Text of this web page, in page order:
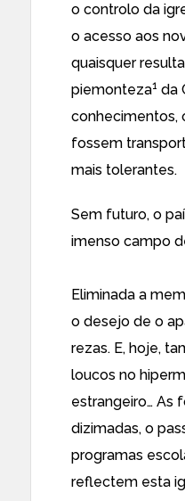
o controlo da
o acesso aos
quaisquer
piemonteza1 da
conhecimentos,
fossem
mais tolerantes.
Sem futuro, o
imenso campo
Eliminada a
o desejo de o
rezas. E, hoje,
loucos no
estrangeiro… As
dizimadas, o
programas
reflectem esta